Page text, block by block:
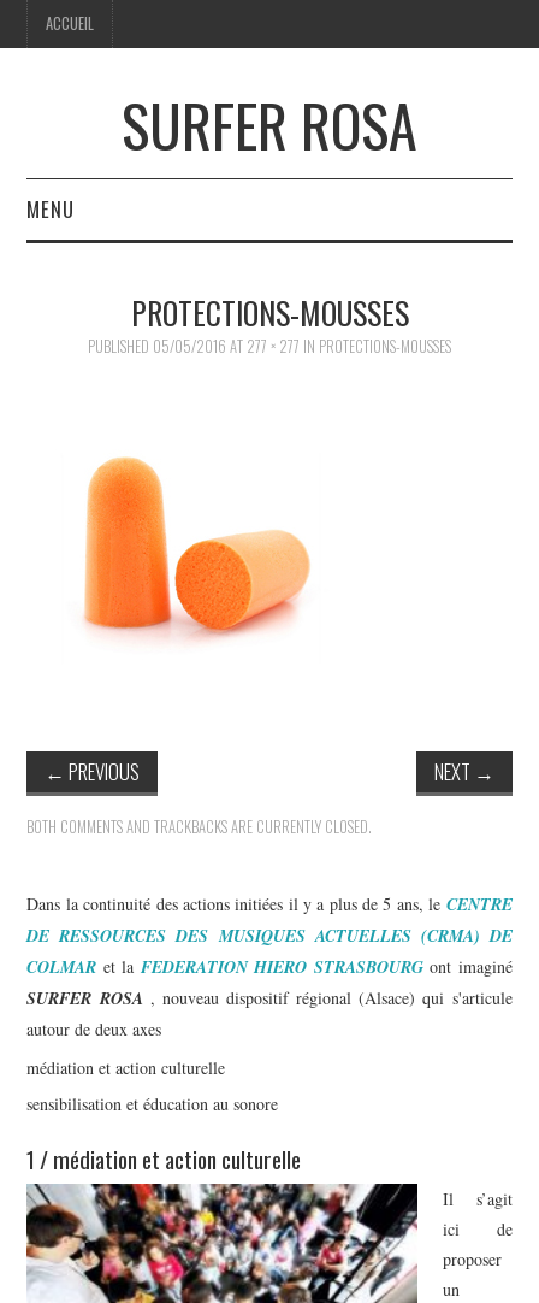
ACCUEIL
SURFER ROSA
MENU
PROTECTIONS-MOUSSES
PUBLISHED 05/05/2016 AT 277 × 277 IN PROTECTIONS-MOUSSES
← PREVIOUS NEXT →
BOTH COMMENTS AND TRACKBACKS ARE CURRENTLY CLOSED.
Dans la continuité des actions initiées il y a plus de 5 ans, le CENTRE
DE RESSOURCES DES MUSIQUES ACTUELLES (CRMA)DE
COLMAR et la FEDERATION HIERO STRASBOURG ont imaginé
SURFER ROSA , nouveau dispositif régional (Alsace) qui s'articule
autour de deux axes
médiation et action culturelle
sensibilisation et éducation au sonore
1 / médiation et action culturelle
Il s’agit
ici de
proposer
un